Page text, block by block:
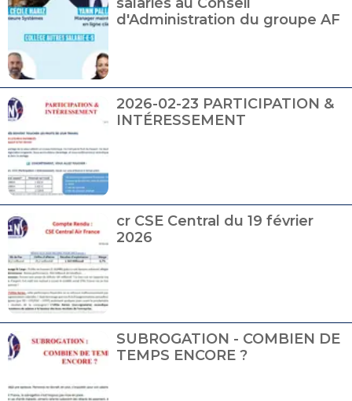
d'Administration du groupe AF
2026-02-23 PARTICIPATION &
INTÉRESSEMENT
cr CSE Central du 19 février
2026
SUBROGATION - COMBIEN DE
TEMPS ENCORE ?